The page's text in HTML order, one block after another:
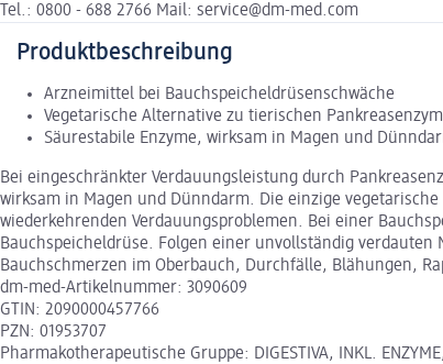
Tel.: 0800 - 688 2766 Mail: service@dm-med.com
Produktbeschreibung
Arzneimittel bei Bauchspeicheldrüsenschwäche
Vegetarische Alternative zu tierischen
Säurestabile Enzyme, wirksam in Magen und
Bei eingeschränkter Verdauungsleistung durch
wirksam in Magen und Dünndarm. Die einzige
wiederkehrenden Verdauungsproblemen. Bei einer
Bauchspeicheldrüse. Folgen einer unvollständig
Bauchschmerzen im Oberbauch, Durchfälle, Blähungen,
dm-med-Artikelnummer: 3090609
GTIN: 2090000457766
PZN: 01953707
Pharmakotherapeutische Gruppe: DIGESTIVA, INKL.